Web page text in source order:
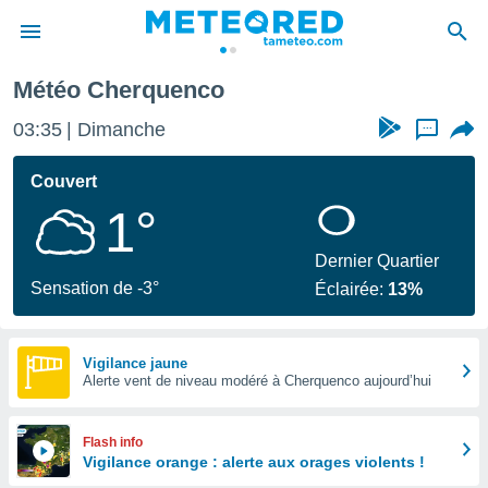
de
Météo Cherquenco
03:36 Dimanche ...
Couvert
1°
Sensation de -3°
Dernier Quartier
Éclairée: 13%
Vigilance jaune
Alerte vent de niveau modéré à Cherquenco aujourd’hui
Flash info
Vigilance orange : alerte aux orages violents !